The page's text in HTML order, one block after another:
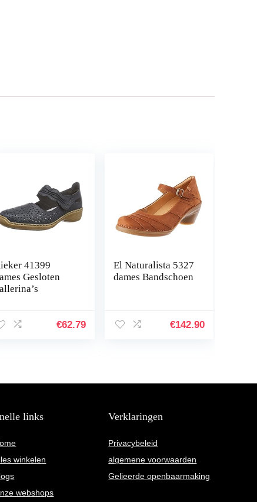
41399
Gesloten
€62.79
El Naturalista 5327
dames Bandschoen
€142.90
links
winkelen
webshops
Verklaringen
Privacybeleid
algemene voorwaarden
Gelieerde openbaarmaking